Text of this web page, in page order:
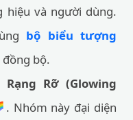
hiệu và người dùng.
bộ biểu tượng
bộ.
Rỡ (Glowing
này đại diện